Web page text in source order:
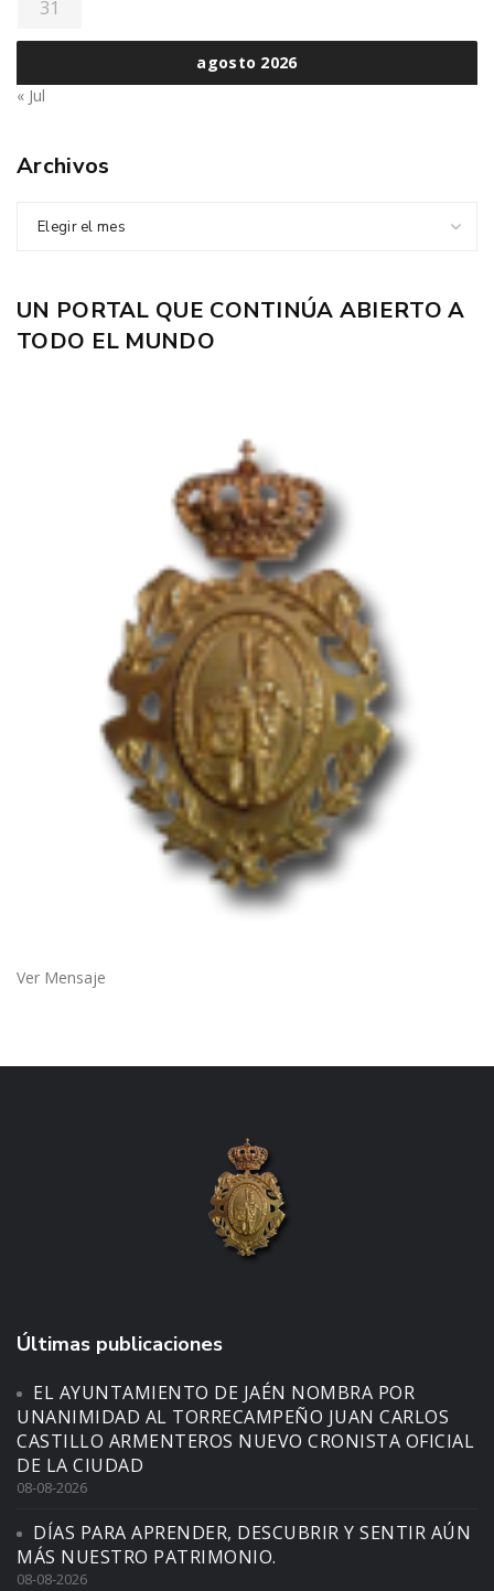
agosto 2026
31
« Jul
Archivos
Elegir el mes
UN PORTAL QUE CONTINÚA ABIERTO A
TODO EL MUNDO
Ver Mensaje
Últimas publicaciones
EL AYUNTAMIENTO DE JAÉN NOMBRA POR
UNANIMIDAD AL TORRECAMPEÑO JUAN CARLOS
CASTILLO ARMENTEROS NUEVO CRONISTA OFICIAL
DE LA CIUDAD
08-08-2026
DÍAS PARA APRENDER, DESCUBRIR Y SENTIR AÚN
MÁS NUESTRO PATRIMONIO.
08-08-2026